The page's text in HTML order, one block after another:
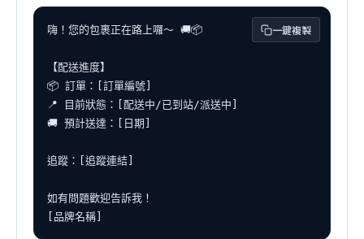
嗨！您的包裹正在路上囉～ 🚚📦
【配送進度】
📦 訂單：[訂單編號]
📍 目前狀態：[配送中/已到站/派送中]
🚚 預計送達：[日期]
追蹤：[追蹤連結]
如有問題歡迎告訴我！
[品牌名稱]
一鍵複製